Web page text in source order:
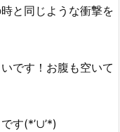
と同じような衝撃を
です！お腹も空いて
す(*’∪’*)